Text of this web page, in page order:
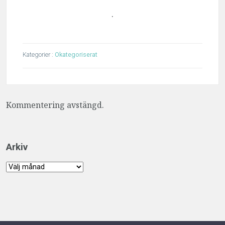
.
Kategorier : Okategoriserat
Kommentering avstängd.
Arkiv
Arkiv